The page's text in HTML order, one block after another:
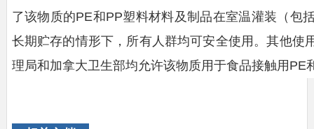
了该物质的PE和PP塑料材料及制品在室温灌装（包
长期贮存的情形下，所有人群均可安全使用。其他使
理局和加拿大卫生部均允许该物质用于食品接触用PE